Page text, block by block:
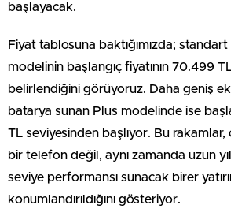
başlayacak.
Fiyat tablosuna baktığımızda;
modelinin başlangıç fiyatının 70.499
belirlendiğini görüyoruz. Daha geniş
batarya sunan Plus modelinde ise
TL seviyesinden başlıyor. Bu rakamlar,
bir telefon değil, aynı zamanda uzun
seviye performansı sunacak birer
konumlandırıldığını gösteriyor.